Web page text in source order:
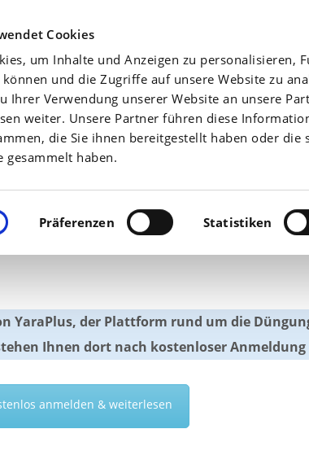
Cookies
um Inhalte und Anzeigen zu personalisieren,
und die Zugriffe auf unsere Website zu
Ihrer Verwendung unserer Website an unsere
weiter. Unsere Partner führen diese
die Sie ihnen bereitgestellt haben oder die
gesammelt haben.
Präferenzen Statistiken
Aktuell
im
YaraPlus, der Plattform rund um die
Ihnen dort nach kostenloser Anmeldung
anmelden & weiterlesen